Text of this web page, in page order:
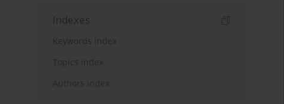
Indexes
Keywords index
Topics index
Authors index